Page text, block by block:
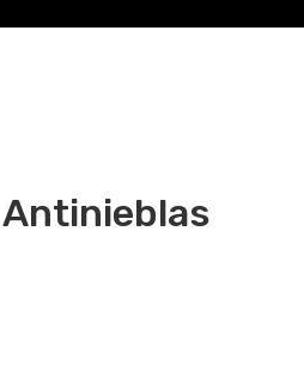
Antinieblas